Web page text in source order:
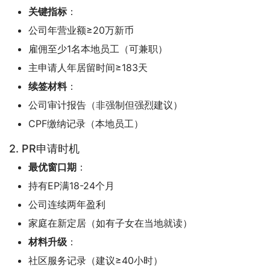
关键指标：
公司年营业额≥20万新币
雇佣至少1名本地员工（可兼职）
主申请人年居留时间≥183天
续签材料：
公司审计报告（非强制但强烈建议）
CPF缴纳记录（本地员工）
2. PR申请时机
最优窗口期 ：
持有EP满18-24个月
公司连续两年盈利
家庭在新定居（如有子女在当地就读）
材料升级 ：
社区服务记录（建议≥40小时）